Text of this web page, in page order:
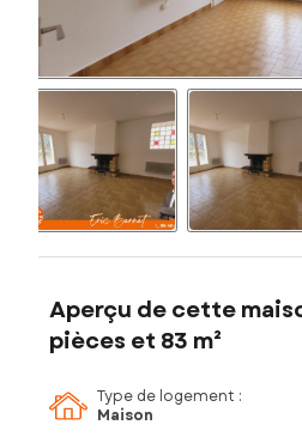
Aperçu de cette
pièces et 83 m²
Type de logement :
Maison